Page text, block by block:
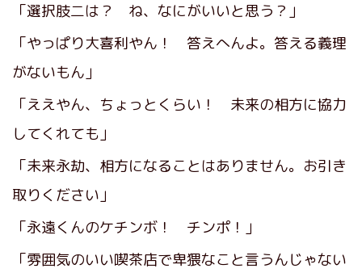
「選択肢二は？ ね、なにがいいと思う？」
「やっぱり大喜利やん！ 答えへんよ。答える義理
がないもん」
「ええやん、ちょっとくらい！ 未来の相方に協力
してくれても」
「未来永劫、相方になることはありません。お引き
取りください」
「永遠くんのケチンボ！ チンポ！」
「雰囲気のいい喫茶店で卑猥なこと言うんじゃない